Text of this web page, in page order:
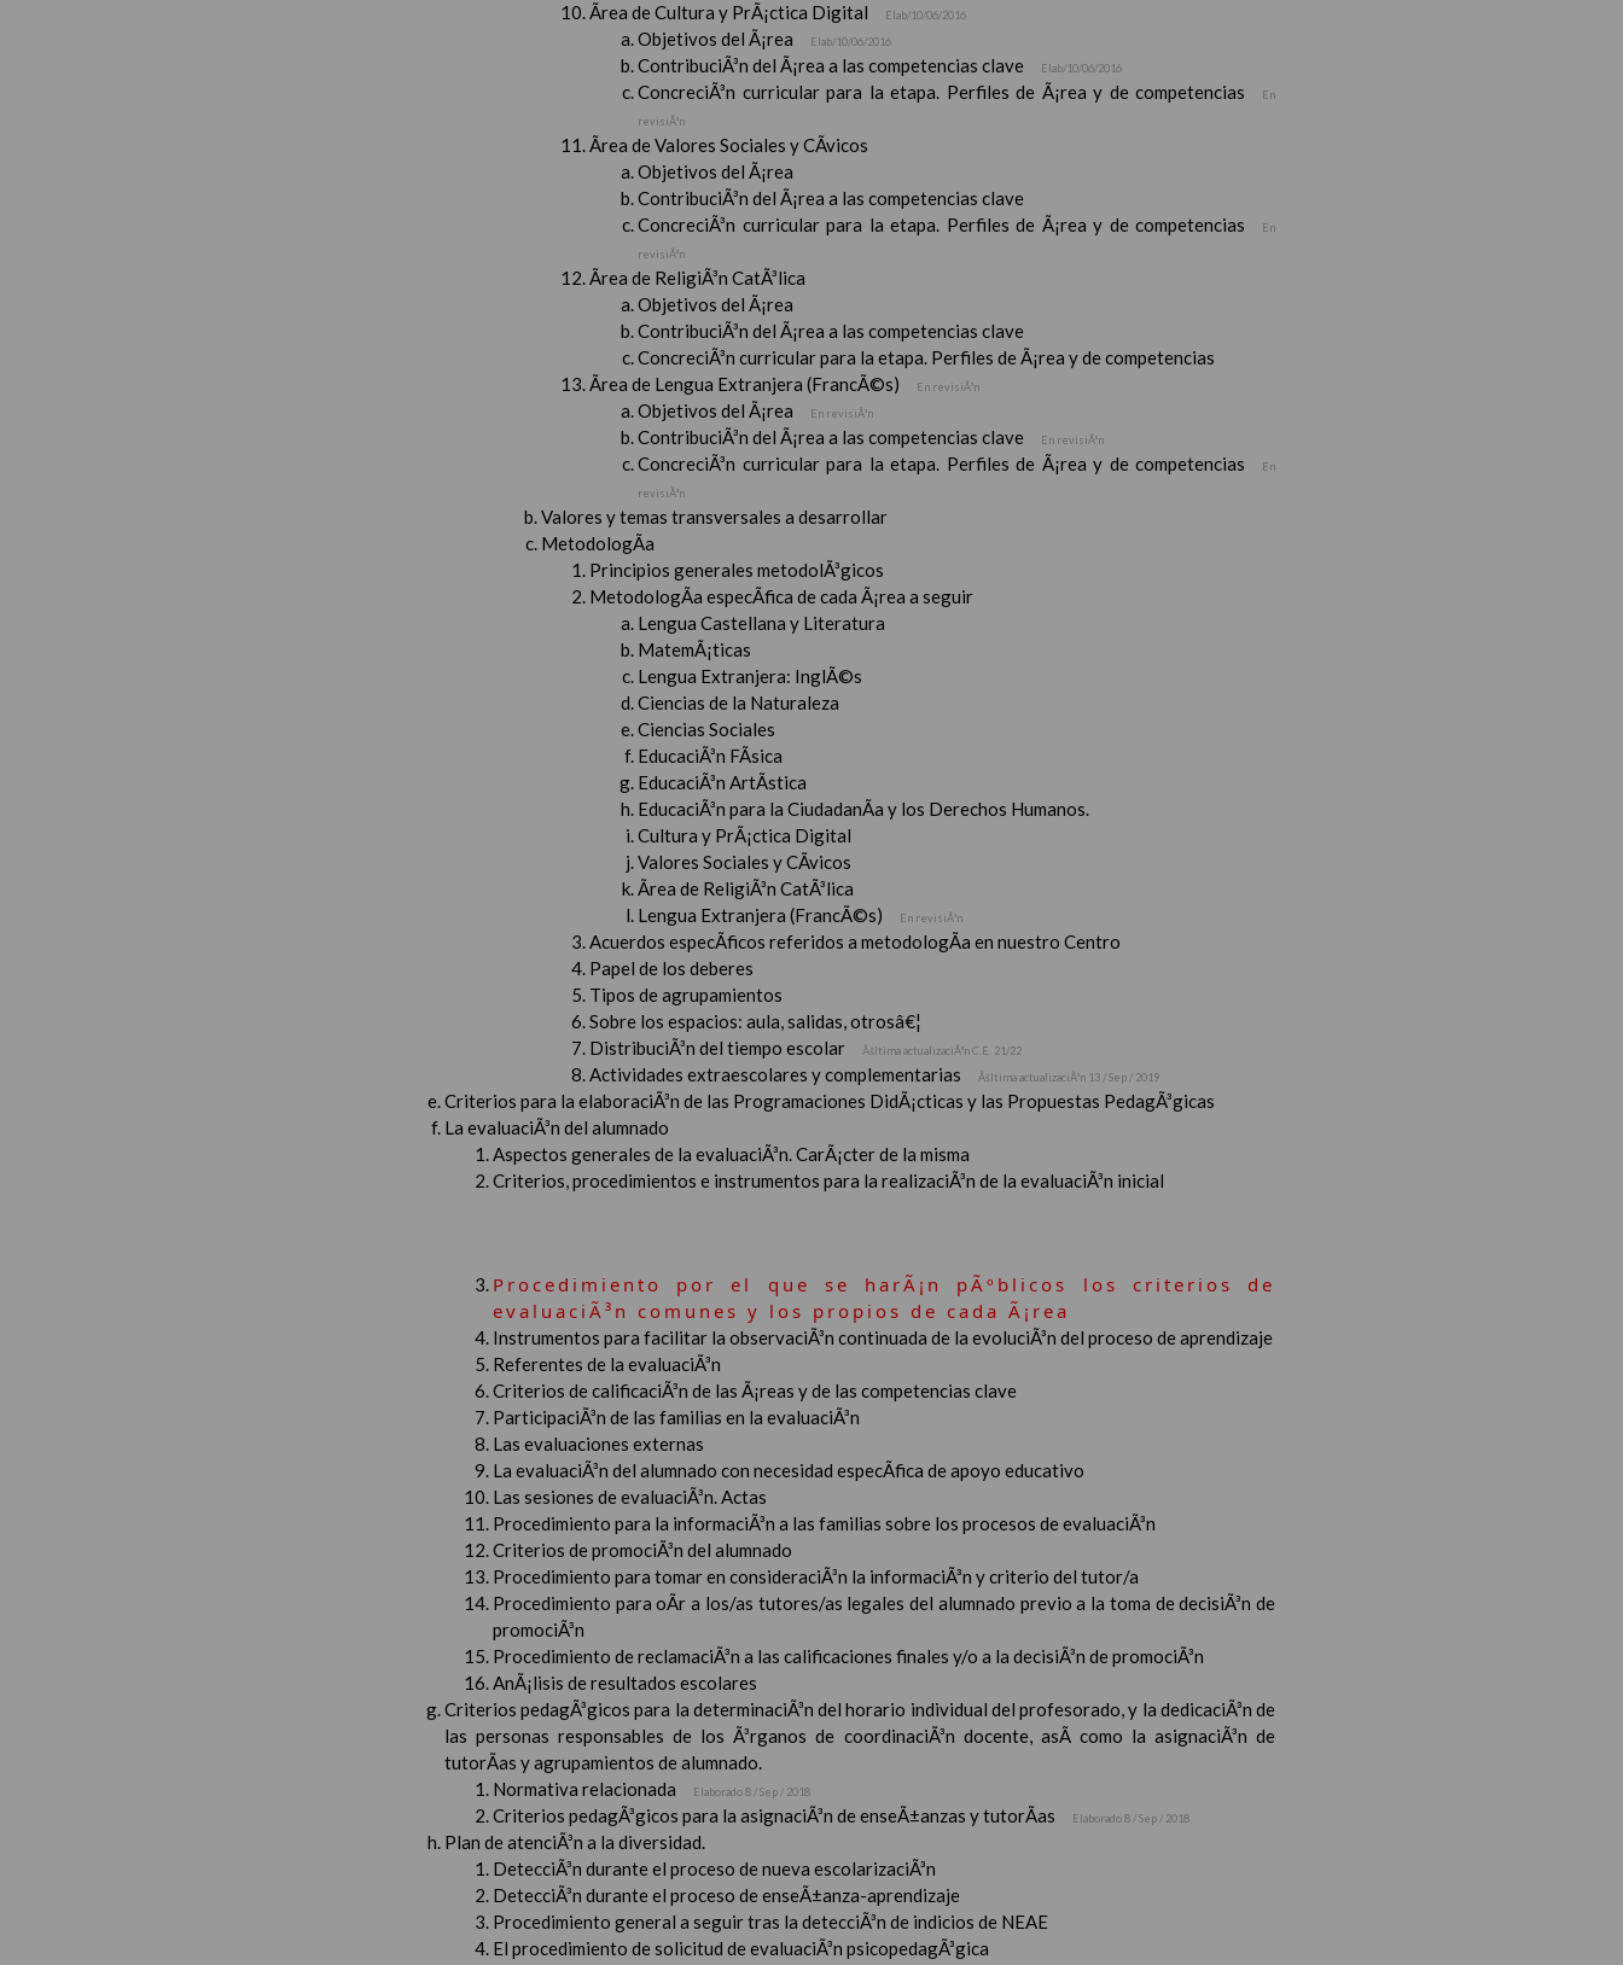
Ãrea de Cultura y PrÃ¡ctica Digital Elab/10/06/2016
Objetivos del Ã¡rea Elab/10/06/2016
ContribuciÃ³n del Ã¡rea a las competencias clave Elab/10/06/2016
ConcreciÃ³n curricular para la etapa. Perfiles de Ã¡rea y de competencias
En
revisiÃ³n
Ãrea de Valores Sociales y CÃ­vicos
Objetivos del Ã¡rea
ContribuciÃ³n del Ã¡rea a las competencias clave
ConcreciÃ³n curricular para la etapa. Perfiles de Ã¡rea y de competencias
En
revisiÃ³n
Ãrea de ReligiÃ³n CatÃ³lica
Objetivos del Ã¡rea
ContribuciÃ³n del Ã¡rea a las competencias clave
ConcreciÃ³n curricular para la etapa. Perfiles de Ã¡rea y de competencias
Ãrea de Lengua Extranjera (FrancÃ©s)
En revisiÃ³n
Objetivos del Ã¡rea En revisiÃ³n
ContribuciÃ³n del Ã¡rea a las competencias clave En revisiÃ³n
ConcreciÃ³n curricular para la etapa. Perfiles de Ã¡rea y de competencias
En
revisiÃ³n
Valores y temas transversales a desarrollar
MetodologÃ­a
Principios generales metodolÃ³gicos
MetodologÃ­a especÃ­fica de cada Ã¡rea a seguir
Lengua Castellana y Literatura
MatemÃ¡ticas
Lengua Extranjera: InglÃ©s
Ciencias de la Naturaleza
Ciencias Sociales
EducaciÃ³n FÃ­sica
EducaciÃ³n ArtÃ­stica
EducaciÃ³n para la CiudadanÃ­a y los Derechos Humanos.
Cultura y PrÃ¡ctica Digital
Valores Sociales y CÃ­vicos
Ãrea de ReligiÃ³n CatÃ³lica
Lengua Extranjera (FrancÃ©s)
En revisiÃ³n
Acuerdos especÃ­ficos referidos a metodologÃ­a en nuestro Centro
Papel de los deberes
Tipos de agrupamientos
Sobre los espacios: aula, salidas, otrosâ€¦
DistribuciÃ³n del tiempo escolar
Ãšltima actualizaciÃ³n C.E. 21/22
Actividades extraescolares y complementarias Ãšltima actualizaciÃ³n 13 / Sep / 2019
Criterios para la elaboraciÃ³n de las Programaciones DidÃ¡cticas y las Propuestas PedagÃ³gicas
La evaluaciÃ³n del alumnado
Aspectos generales de la evaluaciÃ³n. CarÃ¡cter de la misma
Criterios, procedimientos e instrumentos para la realizaciÃ³n de la evaluaciÃ³n inicial
Procedimiento por el que se harÃ¡n pÃºblicos los criterios de
evaluaciÃ³n comunes y los propios de cada Ã¡rea
Instrumentos para facilitar la observaciÃ³n continuada de la evoluciÃ³n del proceso de aprendizaje
Referentes de la evaluaciÃ³n
Criterios de calificaciÃ³n de las Ã¡reas y de las competencias clave
ParticipaciÃ³n de las familias en la evaluaciÃ³n
Las evaluaciones externas
La evaluaciÃ³n del alumnado con necesidad especÃ­fica de apoyo educativo
Las sesiones de evaluaciÃ³n. Actas
Procedimiento para la informaciÃ³n a las familias sobre los procesos de evaluaciÃ³n
Criterios de promociÃ³n del alumnado
Procedimiento para tomar en consideraciÃ³n la informaciÃ³n y criterio del tutor/a
Procedimiento para oÃ­r a los/as tutores/as legales del alumnado previo a la toma de decisiÃ³n de
promociÃ³n
Procedimiento de reclamaciÃ³n a las calificaciones finales y/o a la decisiÃ³n de promociÃ³n
AnÃ¡lisis de resultados escolares
Criterios pedagÃ³gicos para la determinaciÃ³n del horario individual del profesorado, y la dedicaciÃ³n de
las personas responsables de los Ã³rganos de coordinaciÃ³n docente, asÃ­ como la asignaciÃ³n de
tutorÃ­as y agrupamientos de alumnado.
Normativa relacionada
Elaborado 8 / Sep / 2018
Criterios pedagÃ³gicos para la asignaciÃ³n de enseÃ±anzas y tutorÃ­as Elaborado 8 / Sep / 2018
Plan de atenciÃ³n a la diversidad.
DetecciÃ³n durante el proceso de nueva escolarizaciÃ³n
DetecciÃ³n durante el proceso de enseÃ±anza-aprendizaje
Procedimiento general a seguir tras la detecciÃ³n de indicios de NEAE
El procedimiento de solicitud de evaluaciÃ³n psicopedagÃ³gica